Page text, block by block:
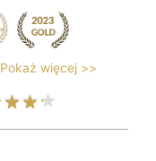
Pokaż więcej >>